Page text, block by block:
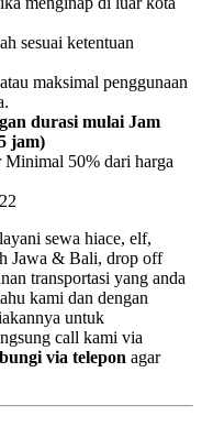
sesuai ketentuan
maksimal penggunaan
durasi mulai Jam
jam)
Minimal 50% dari harga
sewa hiace, elf,
Jawa & Bali, drop off
transportasi yang anda
kami dan dengan
untuk
call kami via
via telepon agar